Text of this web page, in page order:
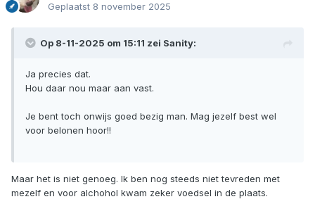
Geplaatst 8 november 2025
Op 8-11-2025 om 15:11 zei Sanity:
Ja precies dat.
Hou daar nou maar aan vast.
Je bent toch onwijs goed bezig man. Mag jezelf best wel
voor belonen hoor!!
Maar het is niet genoeg. Ik ben nog steeds niet tevreden met
mezelf en voor alchohol kwam zeker voedsel in de plaats.